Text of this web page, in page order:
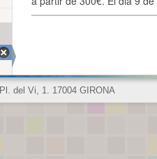
Pl. del Vi, 1. 17004 GIRONA